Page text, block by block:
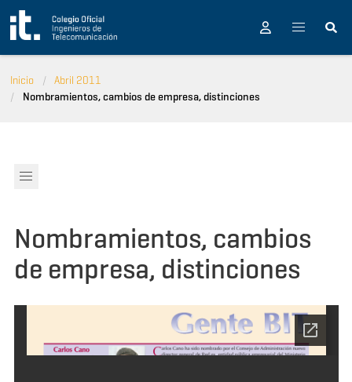
Pasar al contenido principal
Inicio
Abril 2011
Nombramientos, cambios de empresa, distinciones
Nombramientos, cambios
de empresa, distinciones